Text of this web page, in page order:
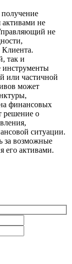
получение
не
не
так и
инструменты
или частичной
может
финансовых
решение о
ситуации.
за возможные
его активами.